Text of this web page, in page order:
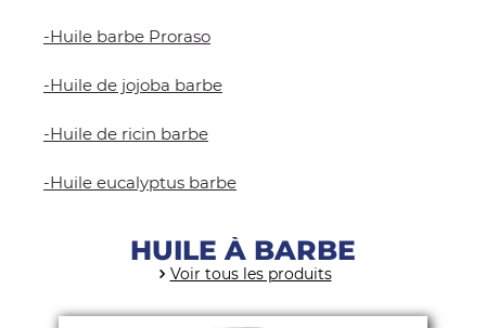
-Huile barbe Proraso
-Huile de jojoba barbe
-Huile de ricin barbe
-Huile eucalyptus barbe
HUILE À BARBE
Voir tous les produits